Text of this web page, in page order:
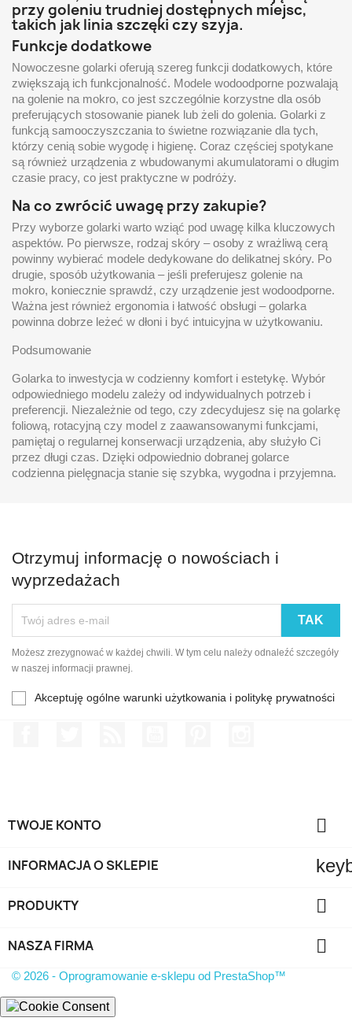
przy goleniu trudniej dostępnych miejsc,
takich jak linia szczęki czy szyja.
Funkcje dodatkowe
Nowoczesne golarki oferują szereg funkcji dodatkowych, które
zwiększają ich funkcjonalność. Modele wodoodporne pozwalają
na golenie na mokro, co jest szczególnie korzystne dla osób
preferujących stosowanie pianek lub żeli do golenia. Golarki z
funkcją samooczyszczania to świetne rozwiązanie dla tych,
którzy cenią sobie wygodę i higienę. Coraz częściej spotykane
są również urządzenia z wbudowanymi akumulatorami o długim
czasie pracy, co jest praktyczne w podróży.
Na co zwrócić uwagę przy zakupie?
Przy wyborze golarki warto wziąć pod uwagę kilka kluczowych
aspektów. Po pierwsze, rodzaj skóry – osoby z wrażliwą cerą
powinny wybierać modele dedykowane do delikatnej skóry. Po
drugie, sposób użytkowania – jeśli preferujesz golenie na
mokro, koniecznie sprawdź, czy urządzenie jest wodoodporne.
Ważna jest również ergonomia i łatwość obsługi – golarka
powinna dobrze leżeć w dłoni i być intuicyjna w użytkowaniu.
Podsumowanie
Golarka to inwestycja w codzienny komfort i estetykę. Wybór
odpowiedniego modelu zależy od indywidualnych potrzeb i
preferencji. Niezależnie od tego, czy zdecydujesz się na golarkę
foliową, rotacyjną czy model z zaawansowanymi funkcjami,
pamiętaj o regularnej konserwacji urządzenia, aby służyło Ci
przez długi czas. Dzięki odpowiednio dobranej golarce
codzienna pielęgnacja stanie się szybka, wygodna i przyjemna.
Otrzymuj informację o nowościach i
wyprzedażach
Możesz zrezygnować w każdej chwili. W tym celu należy odnaleźć szczegóły
w naszej informacji prawnej.
Akceptuję ogólne warunki użytkowania i politykę prywatności
TWOJE KONTO 
INFORMACJA O SKLEPIE
PRODUKTY 
NASZA FIRMA 
© 2026 - Oprogramowanie e-sklepu od PrestaShop™